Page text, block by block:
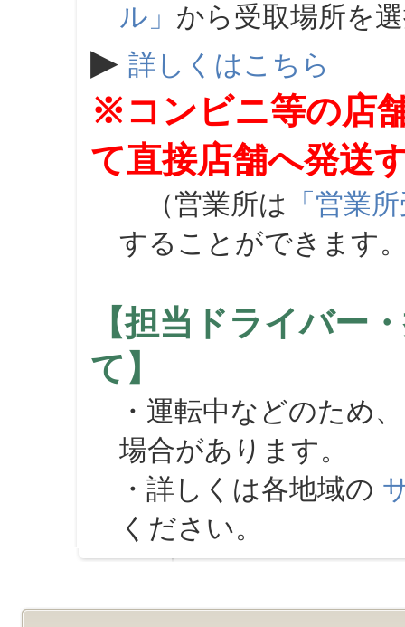
ル」 から受取場所を
▶ 詳しくはこちら
※コンビニ等の店
て直接店舗へ発送
（営業所は 「営業
することができます
【担当ドライバー
て】
・運転中などのため
場合があります。
・詳しくは各地域の
ください。